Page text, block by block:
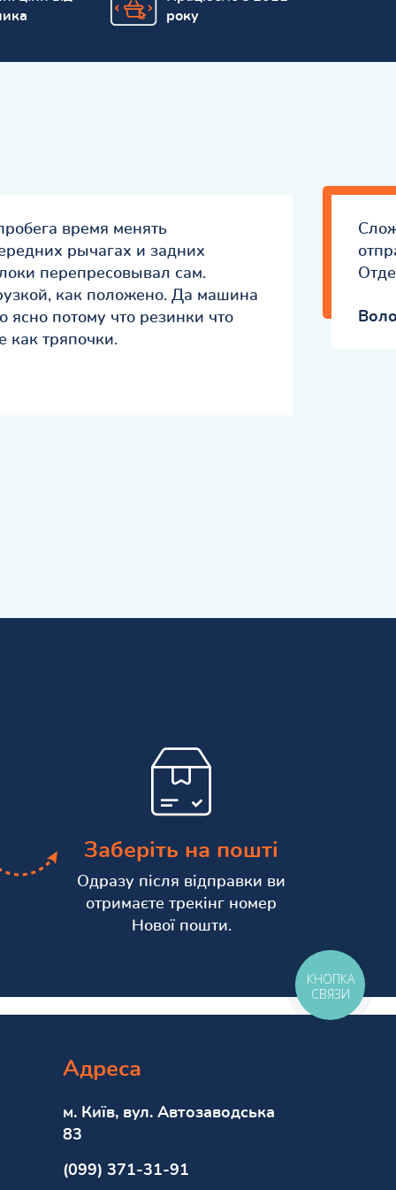
року
время менять
рычагах и задних
перепресовывал сам.
как положено. Да машина
ясно потому что резинки что
как тряпочки.
Заберіть на пошті
Одразу після відправки ви
отримаєте трекінг номер
Нової пошти.
Адреса
м. Київ, вул. Автозаводська
83
(099) 371-31-91
КНОПКА
СВЯЗИ